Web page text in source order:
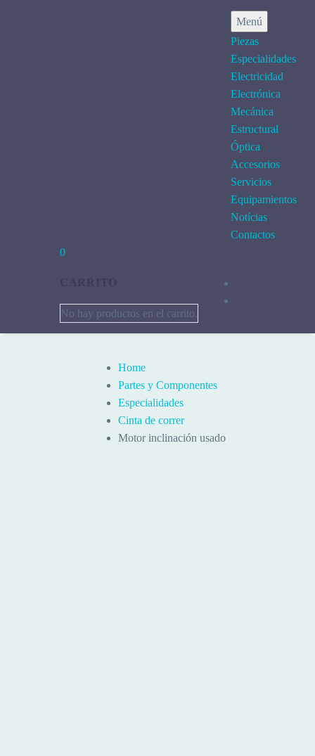
Menú
Piezas
Especialidades
Electricidad
Electrónica
Mecánica
Estructural
Óptica
Accesorios
Servicios
Equipamientos
Notícias
Contactos
0
No hay productos en el carrito.
Home
Partes y Componentes
Especialidades
Cinta de correr
Motor inclinación usado